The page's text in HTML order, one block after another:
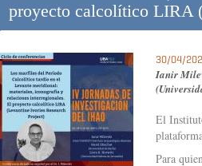
proyecto calcolítico LIRA
30/04/
Ianir
El
Para